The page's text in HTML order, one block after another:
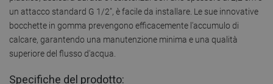
un attacco standard G 1/2", è facile da installare. Le sue innovative
bocchette in gomma prevengono efficacemente l'accumulo di
calcare, garantendo una manutenzione minima e una qualità
superiore del flusso d'acqua.
Specifiche del prodotto: